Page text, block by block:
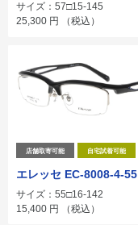
サイズ：57□15-145
25,300 円 （税込）
店舗取寄可能 自宅試着可能
エレッセ EC-8008-4-55
サイズ：55□16-142
15,400 円 （税込）